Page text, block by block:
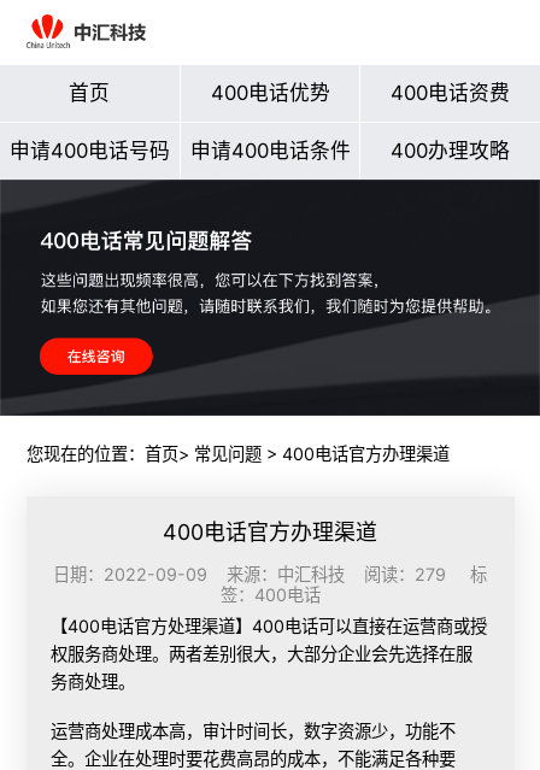
首页 400电话优势 400电话资费
申请400电话号码 申请400电话条件 400办理攻略
您现在的位置： 首页> 常见问题> 400电话官方办理渠道
400电话官方办理渠道
日期：2022-09-09 来源：中汇科技 阅读：279 标
签： 400电话
【400电话官方处理渠道】400电话可以直接在运营商或授
权服务商处理。两者差别很大，大部分企业会先选择在服
务商处理。
运营商处理成本高，审计时间长，数字资源少，功能不
全。企业在处理时要花费高昂的成本，不能满足各种要